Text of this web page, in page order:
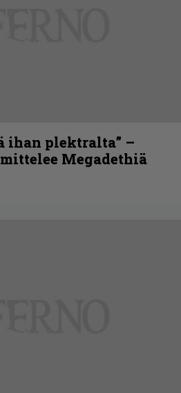
ihan plektralta” –
Megadethiä